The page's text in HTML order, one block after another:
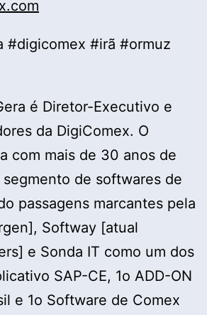
#digicomex #irã #ormuz
é Diretor-Executivo e
da DigiComex. O
com mais de 30 anos de
de softwares de
passagens marcantes pela
Softway [atual
e Sonda IT como um dos
SAP-CE, 1o ADD-ON
e 1o Software de Comex